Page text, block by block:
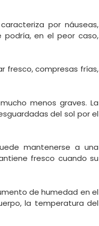
por náuseas,
podría, en el peor caso,
fresco, compresas frías,
menos graves. La
del sol por el
mantenerse a una
fresco cuando su
de humedad en el
la temperatura del